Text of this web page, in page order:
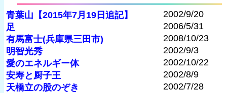
青葉山【2015年7月19日追記】
2002/9/20
足
2006/5/31
有馬富士(兵庫県三田市)
2008/10/23
明智光秀
2002/9/3
愛のエネルギー体
2002/10/22
安寿と厨子王
2002/8/9
天橋立の股のぞき
2002/7/28